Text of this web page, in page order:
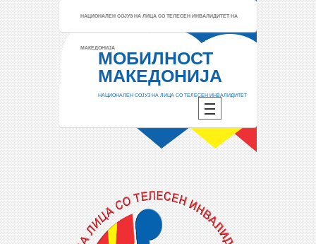
НАЦИОНАЛЕН СОЈУЗ НА ЛИЦА СО ТЕЛЕСЕН ИНВАЛИДИТЕТ НА
МАКЕДОНИЈА
МОБИЛНОСТ
МАКЕДОНИЈА
НАЦИОНАЛЕН СОЈУЗ НА ЛИЦА СО ТЕЛЕСЕН ИНВАЛИДИТЕТ